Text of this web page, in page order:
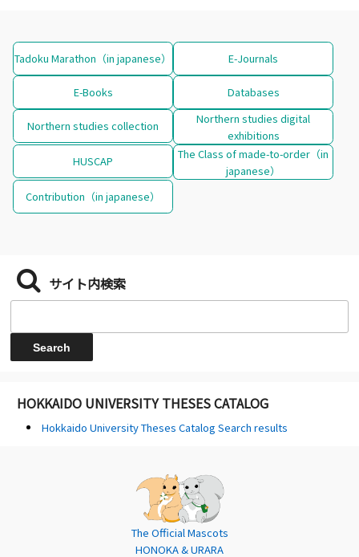
Tadoku Marathon（in japanese） E-Journals
E-Books Databases
Northern studies collection
Northern studies digital
exhibitions
HUSCAP
The Class of made-to-order（in
japanese）
Contribution（in japanese）
サイト内検索
HOKKAIDO UNIVERSITY THESES CATALOG
Hokkaido University Theses Catalog Search results
The Official Mascots
HONOKA & URARA